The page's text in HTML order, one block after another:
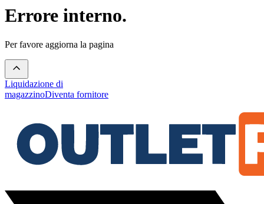
Errore interno.
Per favore aggiorna la pagina
Liquidazione di
magazzinoDiventa fornitore